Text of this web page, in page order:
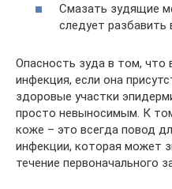
Смазать зудящие
следует разбавить
Опасность зуда в том, что
инфекция, если она
здоровые участки
просто невыносимым. К
коже – это всегда повод
инфекции, которая может
течение первоначального